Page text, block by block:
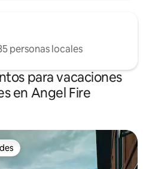
personas locales
para vacaciones
en Angel Fire
preferido